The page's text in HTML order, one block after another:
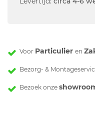
Voor Particulier en
Bezorg- &
Bezoek onze